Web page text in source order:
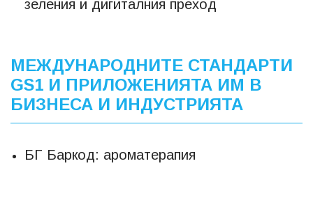
зеления и дигиталния преход
МЕЖДУНАРОДНИТЕ СТАНДАРТИ
GS1 И ПРИЛОЖЕНИЯТА ИМ В
БИЗНЕСА И ИНДУСТРИЯТА
БГ Баркод: ароматерапия